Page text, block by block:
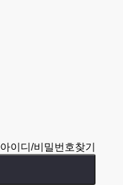
아이디/비밀번호찾기